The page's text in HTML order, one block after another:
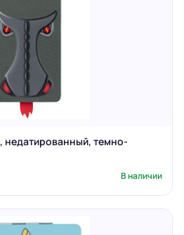
недатированный, темно-
В наличии